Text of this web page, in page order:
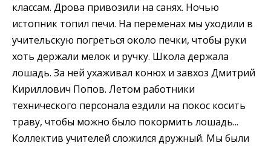
классам. Дрова привозили на санях. Ночью
истопник топил печи. На переменах мы уходили в
учительскую погреться около печки, чтобы руки
хоть держали мелок и ручку. Школа держала
лошадь. За ней ухаживал конюх и завхоз Дмитрий
Кириллович Попов. Летом работники
технического персонала ездили на покос косить
траву, чтобы можно было покормить лошадь...
Коллектив учителей сложился дружный. Мы были